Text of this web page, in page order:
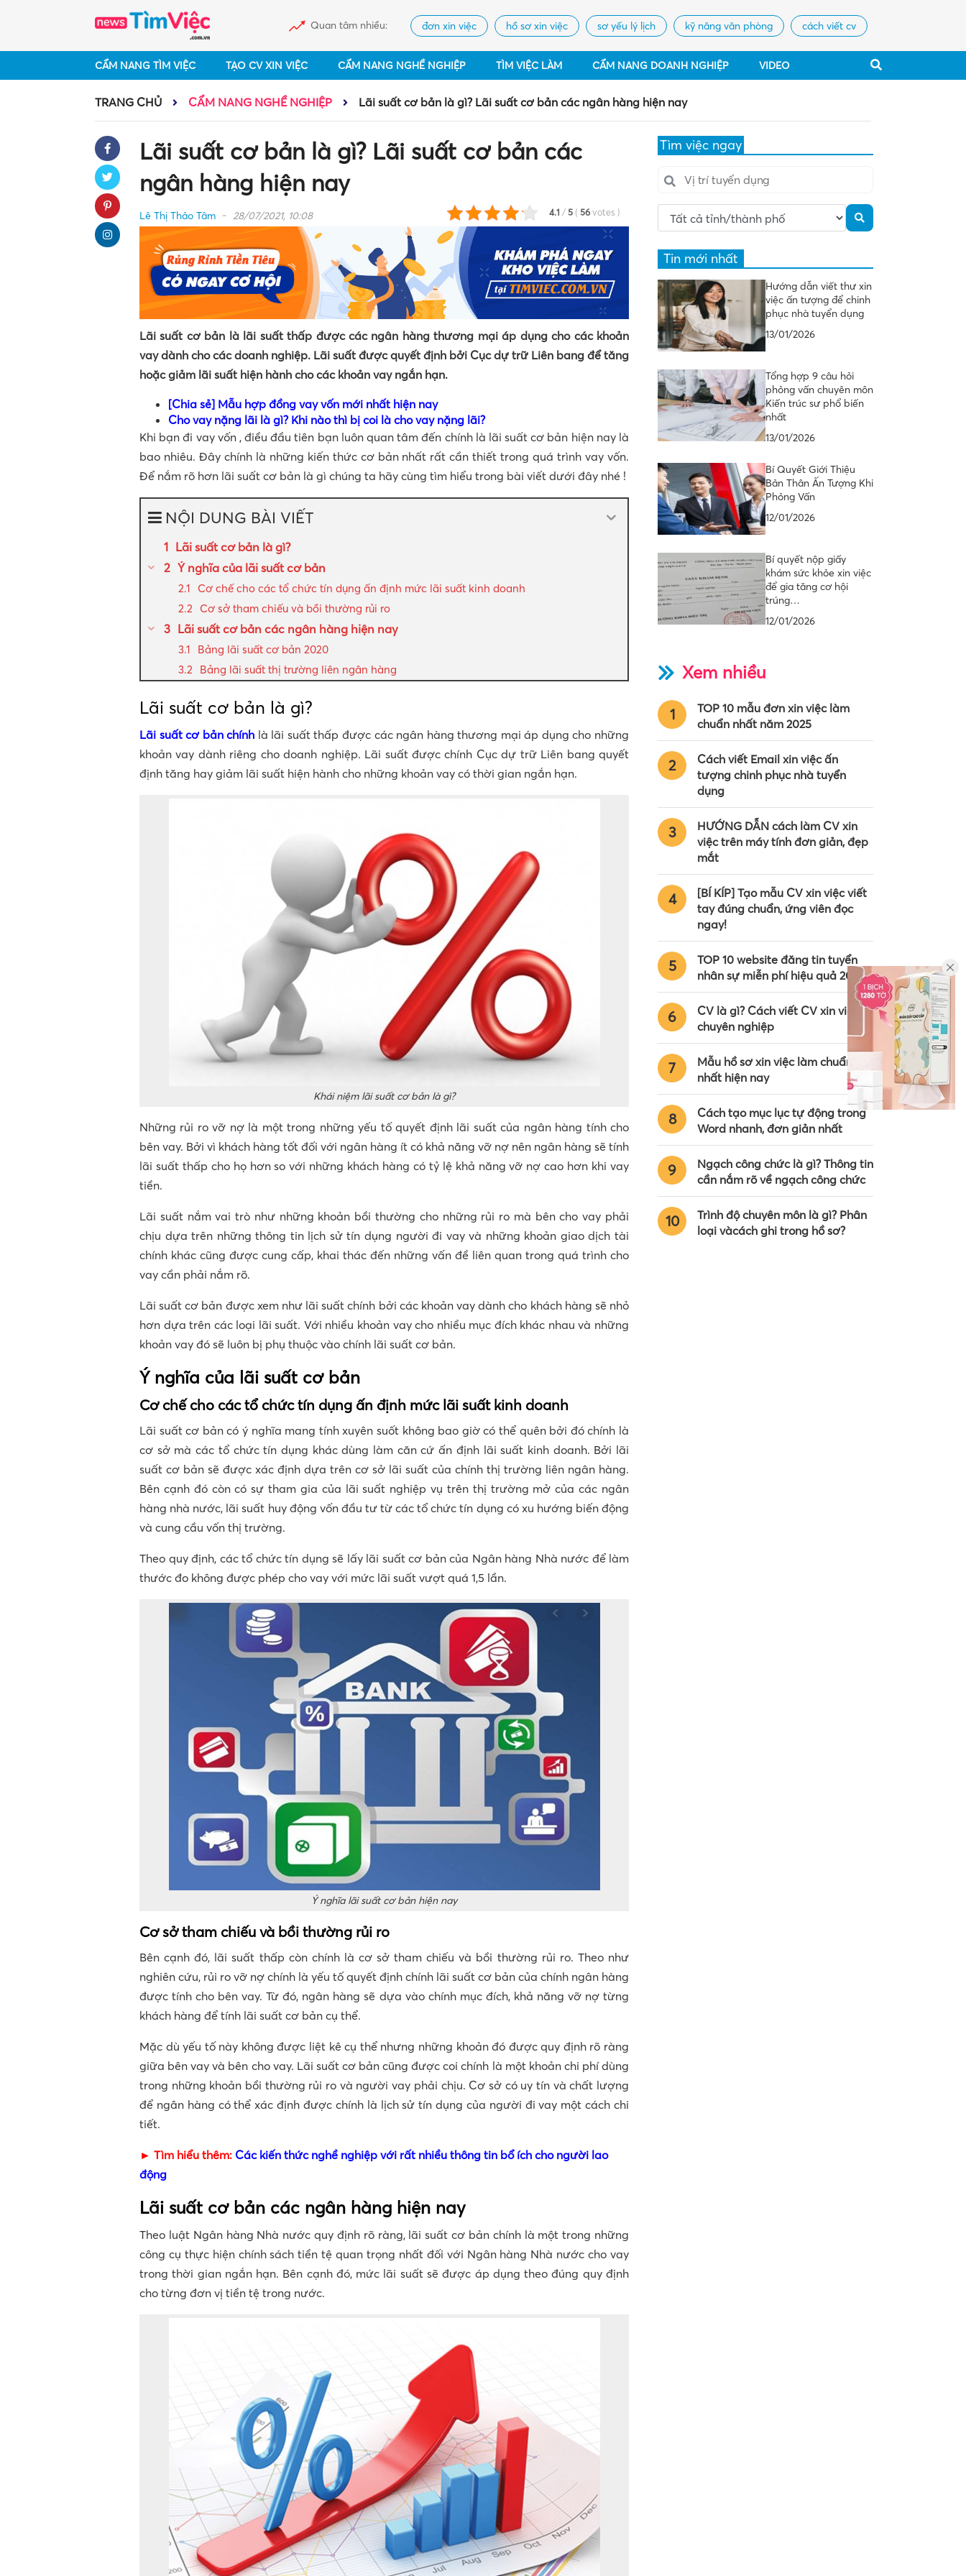
Quan tâm nhiều: đơn xin việc hồ sơ xin việc sơ yếu lý lịch kỹ năng văn phòng cách viết cv
CẨM NANG TÌM VIỆC TẠO CV XIN VIỆC CẨM NANG NGHỀ NGHIỆP TÌM VIỆC LÀM CẨM NANG DOANH NGHIỆP VIDEO
TRANG CHỦ CẨM NANG NGHỀ NGHIỆP Lãi suất cơ bản là gì? Lãi suất cơ bản các ngân hàng hiện nay
Lãi suất cơ bản là gì? Lãi suất cơ bản các
ngân hàng hiện nay
4.1 / 5 ( 56 votes )
Lê Thị Thảo Tâm 28/07/2021, 10:08
Lãi suất cơ bản là lãi suất thấp được các ngân hàng thương mại áp dụng cho các khoản
vay dành cho các doanh nghiệp. Lãi suất được quyết định bởi Cục dự trữ Liên bang để tăng
hoặc giảm lãi suất hiện hành cho các khoản vay ngắn hạn.
[Chia sẻ] Mẫu hợp đồng vay vốn mới nhất hiện nay
Cho vay nặng lãi là gì? Khi nào thì bị coi là cho vay nặng lãi?
Khi bạn đi vay vốn , điều đầu tiên bạn luôn quan tâm đến chính là lãi suất cơ bản hiện nay là
bao nhiêu. Đây chính là những kiến thức cơ bản nhất rất cần thiết trong quá trình vay vốn.
Để nắm rõ hơn lãi suất cơ bản là gì chúng ta hãy cùng tìm hiểu trong bài viết dưới đây nhé !
NỘI DUNG BÀI VIẾT
Lãi suất cơ bản là gì?
Ý nghĩa của lãi suất cơ bản
Cơ chế cho các tổ chức tín dụng ấn định mức lãi suất kinh doanh
Cơ sở tham chiếu và bồi thường rủi ro
Lãi suất cơ bản các ngân hàng hiện nay
Bảng lãi suất cơ bản 2020
Bảng lãi suất thị trường liên ngân hàng
Lãi suất cơ bản là gì?
Lãi suất cơ bản chính là lãi suất thấp được các ngân hàng thương mại áp dụng cho những
khoản vay dành riêng cho doanh nghiệp. Lãi suất được chính Cục dự trữ Liên bang quyết
định tăng hay giảm lãi suất hiện hành cho những khoản vay có thời gian ngắn hạn.
Khái niệm lãi suất cơ bản là gì?
Những rủi ro vỡ nợ là một trong những yếu tố quyết định lãi suất của ngân hàng tính cho
bên vay. Bởi vì khách hàng tốt đối với ngân hàng ít có khả năng vỡ nợ nên ngân hàng sẽ tính
lãi suất thấp cho họ hơn so với những khách hàng có tỷ lệ khả năng vỡ nợ cao hơn khi vay
tiền.
Lãi suất nắm vai trò như những khoản bồi thường cho những rủi ro mà bên cho vay phải
chịu dựa trên những thông tin lịch sử tín dụng người đi vay và những khoản giao dịch tài
chính khác cũng được cung cấp, khai thác đến những vấn đề liên quan trong quá trình cho
vay cần phải nắm rõ.
Lãi suất cơ bản được xem như lãi suất chính bởi các khoản vay dành cho khách hàng sẽ nhỏ
hơn dựa trên các loại lãi suất. Với nhiều khoản vay cho nhiều mục đích khác nhau và những
khoản vay đó sẽ luôn bị phụ thuộc vào chính lãi suất cơ bản.
Ý nghĩa của lãi suất cơ bản
Cơ chế cho các tổ chức tín dụng ấn định mức lãi suất kinh doanh
Lãi suất cơ bản có ý nghĩa mang tính xuyên suốt không bao giờ có thể quên bởi đó chính là
cơ sở mà các tổ chức tín dụng khác dùng làm căn cứ ấn định lãi suất kinh doanh. Bởi lãi
suất cơ bản sẽ được xác định dựa trên cơ sở lãi suất của chính thị trường liên ngân hàng.
Bên cạnh đó còn có sự tham gia của lãi suất nghiệp vụ trên thị trường mở của các ngân
hàng nhà nước, lãi suất huy động vốn đầu tư từ các tổ chức tín dụng có xu hướng biến động
và cung cầu vốn thị trường.
Theo quy định, các tổ chức tín dụng sẽ lấy lãi suất cơ bản của Ngân hàng Nhà nước để làm
thước đo không được phép cho vay với mức lãi suất vượt quá 1,5 lần.
Ý nghĩa lãi suất cơ bản hiện nay
Cơ sở tham chiếu và bồi thường rủi ro
Bên cạnh đó, lãi suất thấp còn chính là cơ sở tham chiếu và bồi thường rủi ro. Theo như
nghiên cứu, rủi ro vỡ nợ chính là yếu tố quyết định chính lãi suất cơ bản của chính ngân hàng
được tính cho bên vay. Từ đó, ngân hàng sẽ dựa vào chính mục đích, khả năng vỡ nợ từng
khách hàng để tính lãi suất cơ bản cụ thể.
Mặc dù yếu tố này không được liệt kê cụ thể nhưng những khoản đó được quy định rõ ràng
giữa bên vay và bên cho vay. Lãi suất cơ bản cũng được coi chính là một khoản chi phí dùng
trong những khoản bồi thường rủi ro và người vay phải chịu. Cơ sở có uy tín và chất lượng
để ngân hàng có thể xác định được chính là lịch sử tín dụng của người đi vay một cách chi
tiết.
► Tìm hiểu thêm: Các kiến thức nghề nghiệp với rất nhiều thông tin bổ ích cho người lao
động
Lãi suất cơ bản các ngân hàng hiện nay
Theo luật Ngân hàng Nhà nước quy định rõ ràng, lãi suất cơ bản chính là một trong những
công cụ thực hiện chính sách tiền tệ quan trọng nhất đối với Ngân hàng Nhà nước cho vay
trong thời gian ngắn hạn. Bên cạnh đó, mức lãi suất sẽ được áp dụng theo đúng quy định
cho từng đơn vị tiền tệ trong nước.
Tìm việc ngay
Tin mới nhất
Hướng dẫn viết thư xin
việc ấn tượng để chinh
phục nhà tuyển dụng
13/01/2026
Tổng hợp 9 câu hỏi
phỏng vấn chuyên môn
Kiến trúc sư phổ biến
nhất
13/01/2026
Bí Quyết Giới Thiệu
Bản Thân Ấn Tượng Khi
Phỏng Vấn
12/01/2026
Bí quyết nộp giấy
khám sức khỏe xin việc
để gia tăng cơ hội
trúng…
12/01/2026
Xem nhiều
1
TOP 10 mẫu đơn xin việc làm
chuẩn nhất năm 2025
2
Cách viết Email xin việc ấn
tượng chinh phục nhà tuyển
dụng
3
HƯỚNG DẪN cách làm CV xin
việc trên máy tính đơn giản, đẹp
mắt
4
[BÍ KÍP] Tạo mẫu CV xin việc viết
tay đúng chuẩn, ứng viên đọc
ngay!
5
TOP 10 website đăng tin tuyển
nhân sự miễn phí hiệu quả 2024
6
CV là gì? Cách viết CV xin việc
chuyên nghiệp
7
Mẫu hồ sơ xin việc làm chuẩn
nhất hiện nay
8
Cách tạo mục lục tự động trong
Word nhanh, đơn giản nhất
9
Ngạch công chức là gì? Thông tin
cần nắm rõ về ngạch công chức
10
Trình độ chuyên môn là gì? Phân
loại vàcách ghi trong hồ sơ?